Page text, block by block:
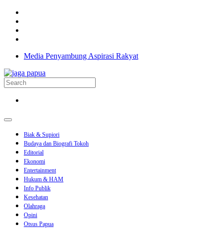
Media Penyambung Aspirasi Rakyat
Biak & Supiori
Budaya dan Biografi Tokoh
Editorial
Ekonomi
Entertainment
Hukum & HAM
Info Publik
Kesehatan
Olahraga
Opini
Otsus Papua